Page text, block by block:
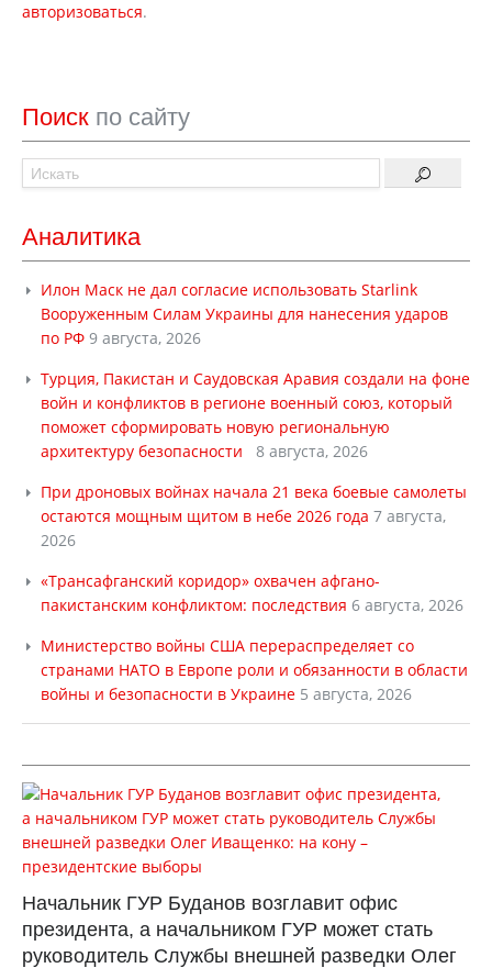
авторизоваться.
Поиск по сайту
Аналитика
Илон Маск не дал согласие использовать Starlink
Вооруженным Силам Украины для нанесения ударов
по РФ 9 августа, 2026
Турция, Пакистан и Саудовская Аравия создали на фоне
войн и конфликтов в регионе военный союз, который
поможет сформировать новую региональную
архитектуру безопасности
8 августа, 2026
При дроновых войнах начала 21 века боевые самолеты
остаются мощным щитом в небе 2026 года 7 августа,
2026
«Трансафганский коридор» охвачен афгано-
пакистанским конфликтом: последствия 6 августа, 2026
Министерство войны США перераспределяет со
странами НАТО в Европе роли и обязанности в области
войны и безопасности в Украине 5 августа, 2026
Начальник ГУР Буданов возглавит офис
президента, а начальником ГУР может стать
руководитель Службы внешней разведки Олег